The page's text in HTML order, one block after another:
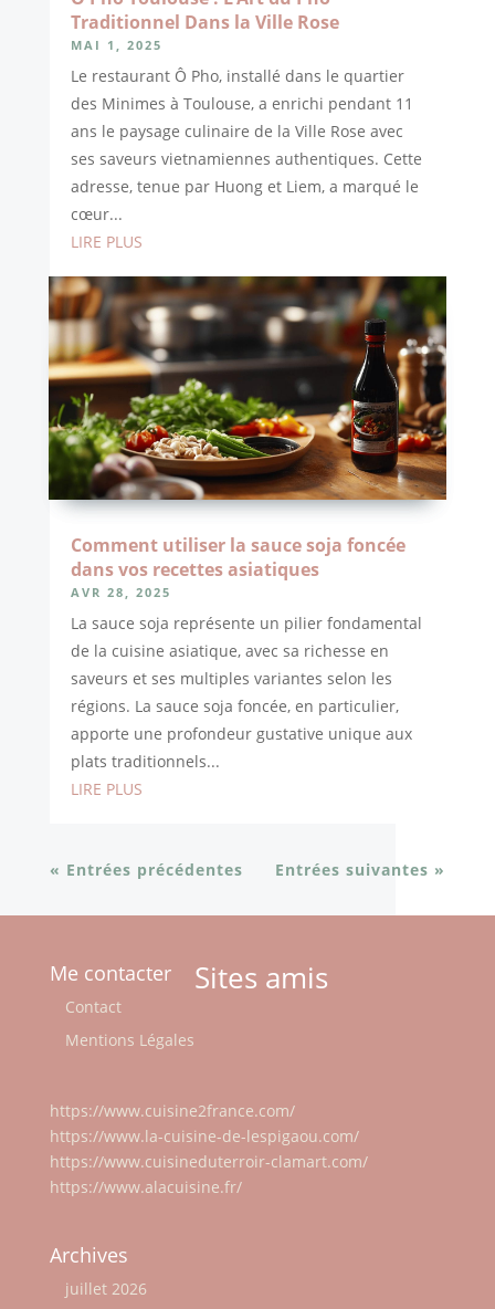
Traditionnel Dans la Ville Rose
MAI 1, 2025
Le restaurant Ô Pho, installé dans le quartier
des Minimes à Toulouse, a enrichi pendant 11
ans le paysage culinaire de la Ville Rose avec
ses saveurs vietnamiennes authentiques. Cette
adresse, tenue par Huong et Liem, a marqué le
cœur...
LIRE PLUS
Comment utiliser la sauce soja foncée
dans vos recettes asiatiques
AVR 28, 2025
La sauce soja représente un pilier fondamental
de la cuisine asiatique, avec sa richesse en
saveurs et ses multiples variantes selon les
régions. La sauce soja foncée, en particulier,
apporte une profondeur gustative unique aux
plats traditionnels...
LIRE PLUS
« Entrées précédentes Entrées suivantes »
Me contacter
Contact
Mentions Légales
Sites amis
https://www.cuisine2france.com/
https://www.la-cuisine-de-lespigaou.com/
https://www.cuisineduterroir-clamart.com/
https://www.alacuisine.fr/
Archives
juillet 2026